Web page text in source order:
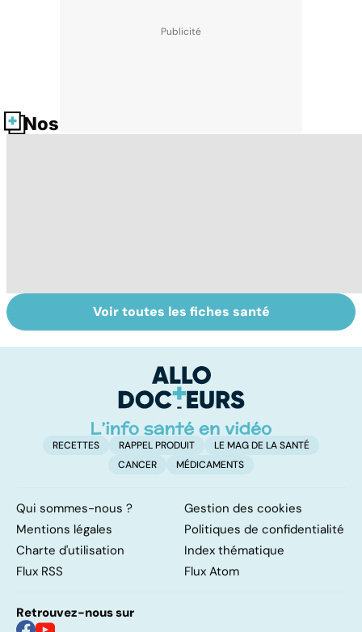
Nos fiches santé
HPV : tout savoir
sur les
Cancer : la
fatigue avant
Voir toutes les fiches santé
RECETTES RAPPEL PRODUIT
LE MAG DE LA SANTÉ
CANCER
MÉDICAMENTS
Qui sommes-nous ?
Gestion des cookies
Mentions légales
Politiques de confidentialité
Charte d'utilisation
Index thématique
Flux RSS
Flux Atom
Retrouvez-nous sur